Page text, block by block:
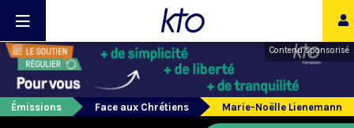
Contenu sponsorisé
Émissions Face aux Chrétiens Marie-Noëlle Lienemann